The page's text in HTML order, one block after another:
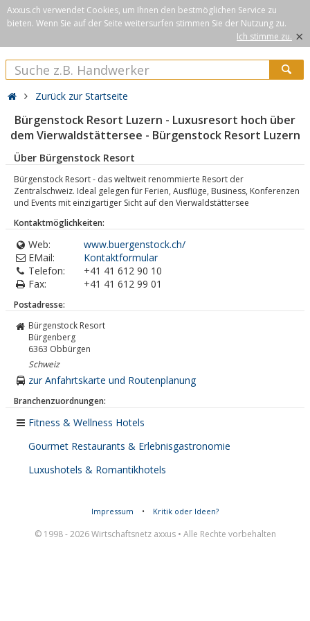
Axxus.ch verwendet Cookies, um Ihnen den bestmöglichen Service zu
bieten. Wenn Sie auf der Seite weitersurfen stimmen Sie der Nutzung zu.
Ich stimme zu. ×
Zurück zur Startseite
Bürgenstock Resort Luzern - Luxusresort hoch über
dem Vierwaldstättersee - Bürgenstock Resort Luzern
Über Bürgenstock Resort
Bürgenstock Resort - das weltweit renommierte Resort der
Zentralschweiz. Ideal gelegen für Ferien, Ausflüge, Business, Konferenzen
und Events mit einzigartiger Sicht auf den Vierwaldstättersee
Kontaktmöglichkeiten:
Web:
www.buergenstock.ch/
EMail:
Kontaktformular
Telefon:
+41 41 612 90 10
Fax:
+41 41 612 99 01
Postadresse:
Bürgenstock Resort
Bürgenberg
6363 Obbürgen
Schweiz
zur Anfahrtskarte und Routenplanung
Branchenzuordnungen:
Fitness & Wellness Hotels
Gourmet Restaurants & Erlebnisgastronomie
Luxushotels & Romantikhotels
Impressum • Kritik oder Ideen?
© 1998 - 2026 Wirtschaftsnetz axxus • Alle Rechte vorbehalten